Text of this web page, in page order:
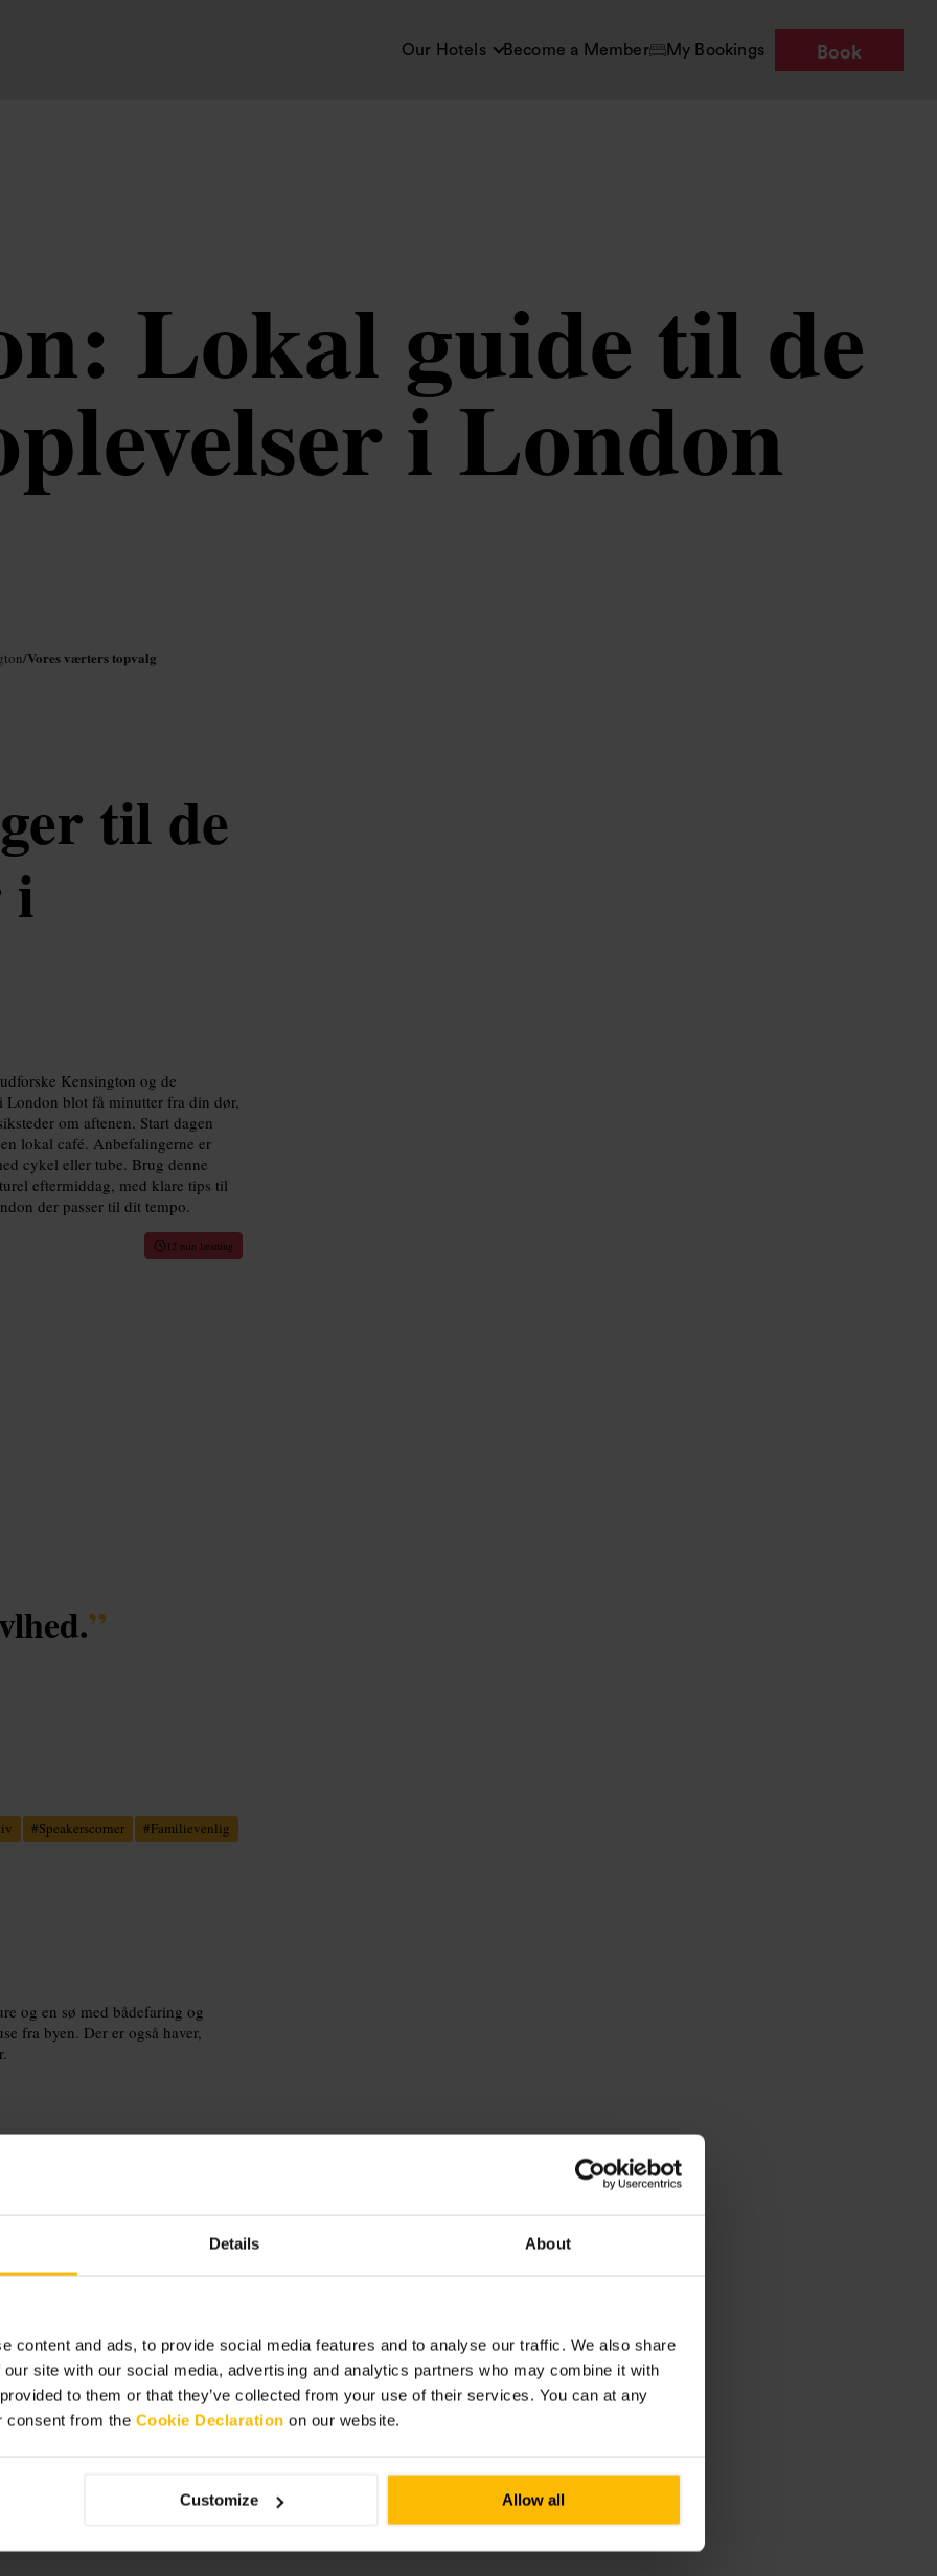
Details About
content and ads, to provide social media features and to analyse our traffic. We also share
site with our social media, advertising and analytics partners who may combine it with
to them or that they’ve collected from your use of their services. You can at any
consent from the Cookie Declaration on our website.
Customize Allow all
Our Hotels Become a Member My Bookings Book
Lokal guide til de
i London
/Vores værters topvalg
til de
i
Kensington og de
London blot få minutter fra din dør,
om aftenen. Start dagen
lokal café. Anbefalingerne er
cykel eller tube. Brug denne
eftermiddag, med klare tips til
der passer til dit tempo.
12 min læsning
”
#Speakerscorner #Familievenlig
og en sø med bådefaring og
fra byen. Der er også haver,
ved Serpentine, eller hop på en
Corner, Prinsesse Dianas
for at få mest ud af din